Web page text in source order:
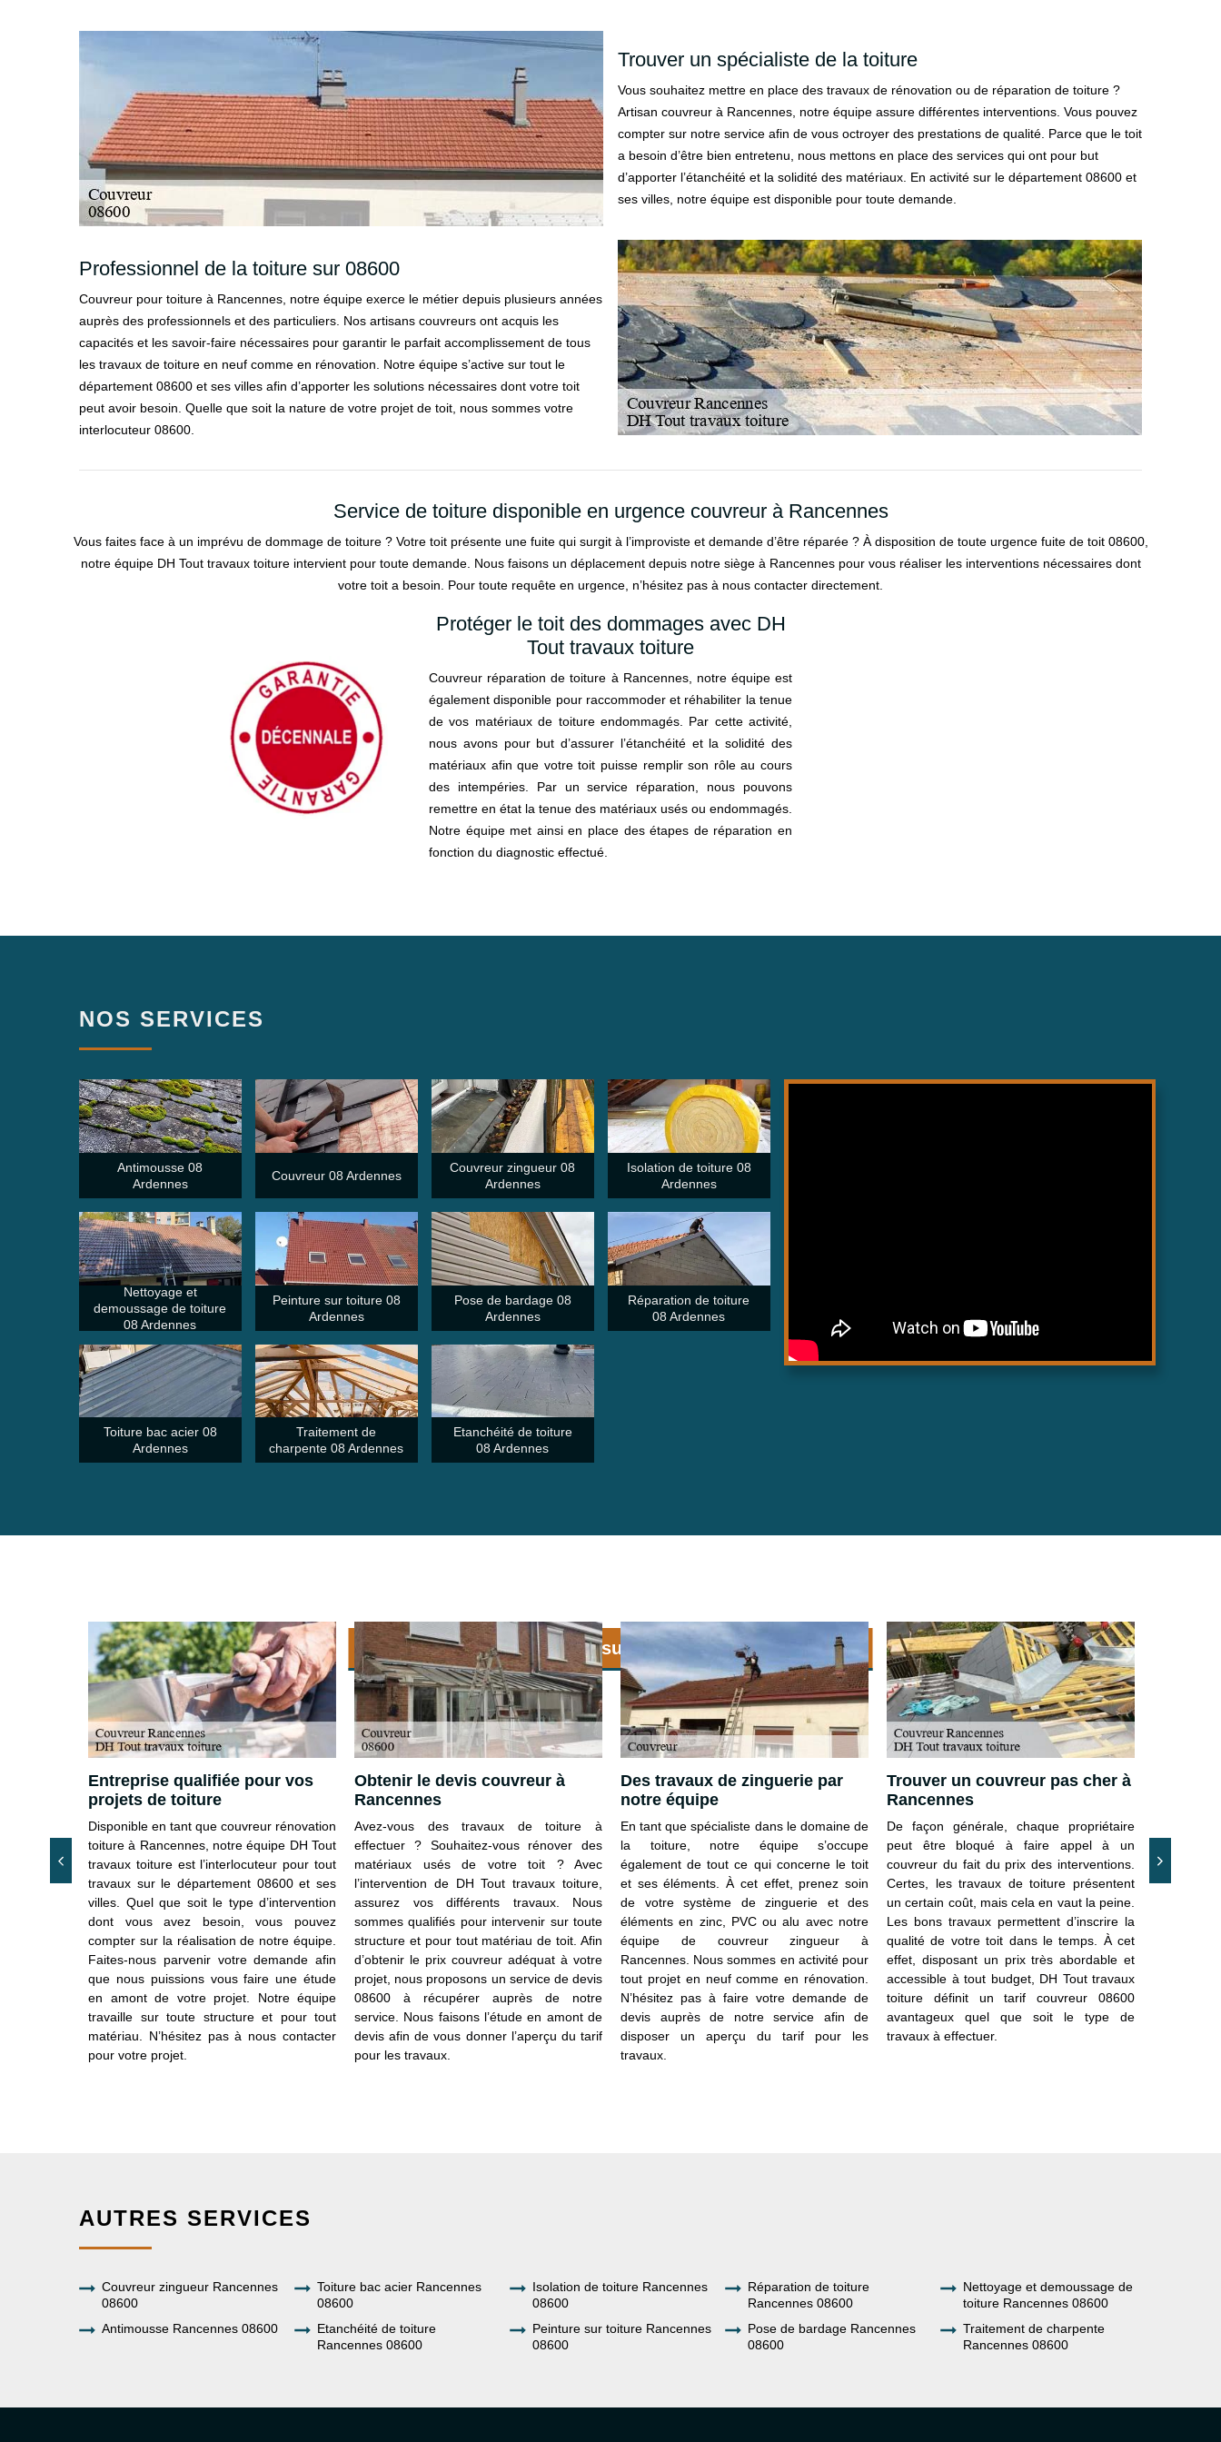
10 % de remise immédiate sur le démoussage de toiture
Trouver un spécialiste de la toiture
Vous souhaitez mettre en place des travaux de rénovation ou de réparation de toiture ?
Artisan couvreur à Rancennes, notre équipe assure différentes interventions. Vous pouvez
compter sur notre service afin de vous octroyer des prestations de qualité. Parce que le toit
a besoin d’être bien entretenu, nous mettons en place des services qui ont pour but
d’apporter l’étanchéité et la solidité des matériaux. En activité sur le département 08600 et
ses villes, notre équipe est disponible pour toute demande.
Professionnel de la toiture sur 08600
Couvreur pour toiture à Rancennes, notre équipe exerce le métier depuis plusieurs années
auprès des professionnels et des particuliers. Nos artisans couvreurs ont acquis les
capacités et les savoir-faire nécessaires pour garantir le parfait accomplissement de tous
les travaux de toiture en neuf comme en rénovation. Notre équipe s’active sur tout le
département 08600 et ses villes afin d’apporter les solutions nécessaires dont votre toit
peut avoir besoin. Quelle que soit la nature de votre projet de toit, nous sommes votre
interlocuteur 08600.
Service de toiture disponible en urgence couvreur à Rancennes
Vous faites face à un imprévu de dommage de toiture ? Votre toit présente une fuite qui surgit à l’improviste et demande d’être réparée ? À disposition de toute urgence fuite de toit 08600,
notre équipe DH Tout travaux toiture intervient pour toute demande. Nous faisons un déplacement depuis notre siège à Rancennes pour vous réaliser les interventions nécessaires dont
votre toit a besoin. Pour toute requête en urgence, n’hésitez pas à nous contacter directement.
Protéger le toit des dommages avec DH
Tout travaux toiture
Couvreur réparation de toiture à Rancennes, notre équipe est
également disponible pour raccommoder et réhabiliter la tenue
de vos matériaux de toiture endommagés. Par cette activité,
nous avons pour but d’assurer l’étanchéité et la solidité des
matériaux afin que votre toit puisse remplir son rôle au cours
des intempéries. Par un service réparation, nous pouvons
remettre en état la tenue des matériaux usés ou endommagés.
Notre équipe met ainsi en place des étapes de réparation en
fonction du diagnostic effectué.
NOS SERVICES
Antimousse 08
Ardennes
Couvreur 08 Ardennes
Couvreur zingueur 08
Ardennes
Isolation de toiture 08
Ardennes
Nettoyage et
demoussage de toiture
08 Ardennes
Peinture sur toiture 08
Ardennes
Pose de bardage 08
Ardennes
Réparation de toiture
08 Ardennes
Toiture bac acier 08
Ardennes
Traitement de
charpente 08 Ardennes
Etanchéité de toiture
08 Ardennes
de
travaux
Entreprise qualifiée pour vos
projets de toiture
Disponible en tant que couvreur rénovation
toiture à Rancennes, notre équipe DH Tout
travaux toiture est l’interlocuteur pour tout
travaux sur le département 08600 et ses
villes. Quel que soit le type d’intervention
dont vous avez besoin, vous pouvez
compter sur la réalisation de notre équipe.
Faites-nous parvenir votre demande afin
que nous puissions vous faire une étude
en amont de votre projet. Notre équipe
travaille sur toute structure et pour tout
matériau. N’hésitez pas à nous contacter
pour votre projet.
Obtenir le devis couvreur à
Rancennes
Avez-vous des travaux de toiture à
effectuer ? Souhaitez-vous rénover des
matériaux usés de votre toit ? Avec
l’intervention de DH Tout travaux toiture,
assurez vos différents travaux. Nous
sommes qualifiés pour intervenir sur toute
structure et pour tout matériau de toit. Afin
d’obtenir le prix couvreur adéquat à votre
projet, nous proposons un service de devis
08600 à récupérer auprès de notre
service. Nous faisons l’étude en amont de
devis afin de vous donner l’aperçu du tarif
pour les travaux.
Des travaux de zinguerie par
notre équipe
En tant que spécialiste dans le domaine de
la toiture, notre équipe s’occupe
également de tout ce qui concerne le toit
et ses éléments. À cet effet, prenez soin
de votre système de zinguerie et des
éléments en zinc, PVC ou alu avec notre
équipe de couvreur zingueur à
Rancennes. Nous sommes en activité pour
tout projet en neuf comme en rénovation.
N’hésitez pas à faire votre demande de
devis auprès de notre service afin de
disposer un aperçu du tarif pour les
travaux.
Trouver un couvreur pas cher à
Rancennes
De façon générale, chaque propriétaire
peut être bloqué à faire appel à un
couvreur du fait du prix des interventions.
Certes, les travaux de toiture présentent
un certain coût, mais cela en vaut la peine.
Les bons travaux permettent d’inscrire la
qualité de votre toit dans le temps. À cet
effet, disposant un prix très abordable et
accessible à tout budget, DH Tout travaux
toiture définit un tarif couvreur 08600
avantageux quel que soit le type de
travaux à effectuer.
tenue du
toiture à
AUTRES SERVICES
Couvreur zingueur Rancennes
08600
Toiture bac acier Rancennes
08600
Isolation de toiture Rancennes
08600
Réparation de toiture
Rancennes 08600
Nettoyage et demoussage de
toiture Rancennes 08600
Antimousse Rancennes 08600
Etanchéité de toiture
Rancennes 08600
Peinture sur toiture Rancennes
08600
Pose de bardage Rancennes
08600
Traitement de charpente
Rancennes 08600